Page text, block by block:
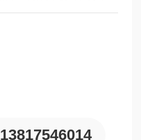
13817546014